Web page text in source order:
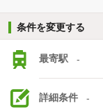
条件を変更する
最寄駅 -
詳細条件 -